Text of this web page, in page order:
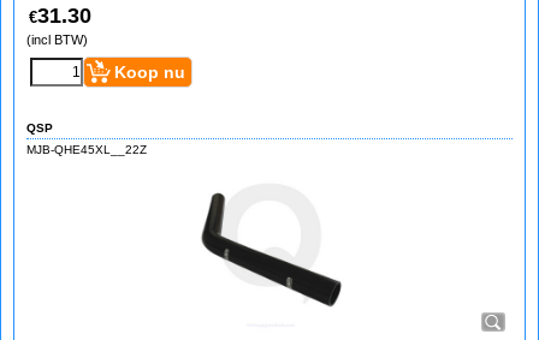
€31.30
(incl BTW)
Koop nu
QSP
MJB-QHE45XL__22Z